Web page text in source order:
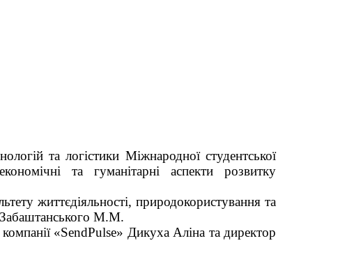
та логістики Міжнародної студентської
та гуманітарні аспекти розвитку
життєдіяльності, природокористування та
Забаштанського М.М.
«SendPulse» Дикуха Аліна та директор